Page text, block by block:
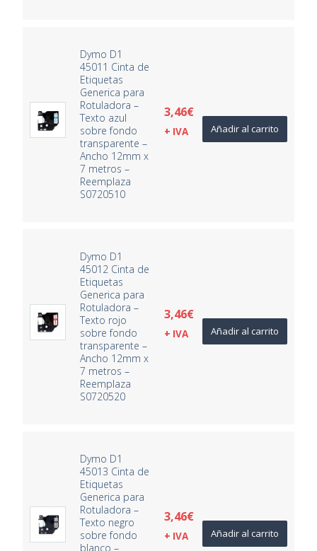
Dymo D1
45011 Cinta de
Etiquetas
Generica para
Rotuladora –
Texto azul
sobre fondo
transparente –
Ancho 12mm x
7 metros –
Reemplaza
S0720510
3,46€
+ IVA Añadir al carrito
Dymo D1
45012 Cinta de
Etiquetas
Generica para
Rotuladora –
Texto rojo
sobre fondo
transparente –
Ancho 12mm x
7 metros –
Reemplaza
S0720520
3,46€
+ IVA Añadir al carrito
Dymo D1
45013 Cinta de
Etiquetas
Generica para
Rotuladora –
Texto negro
sobre fondo
blanco –
3,46€
+ IVA Añadir al carrito